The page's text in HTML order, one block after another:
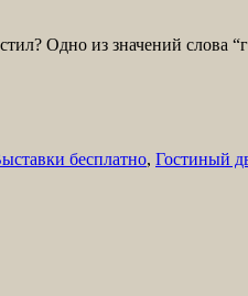
Одно из значений
бесплатно, Гостиный